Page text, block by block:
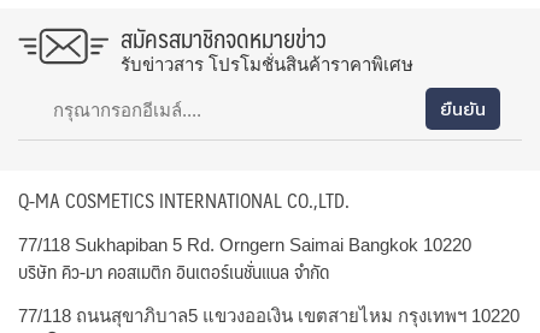
สมัครสมาชิกจดหมายข่าว
รับข่าวสาร โปรโมชั่นสินค้าราคาพิเศษ
Q-MA COSMETICS INTERNATIONAL CO.,LTD.
77/118 Sukhapiban 5 Rd. Orngern Saimai Bangkok 10220
บริษัท คิว-มา คอสเมติก อินเตอร์เนชั่นแนล จำกัด
77/118 ถนนสุขาภิบาล5 แขวงออเงิน เขตสายไหม กรุงเทพฯ 10220